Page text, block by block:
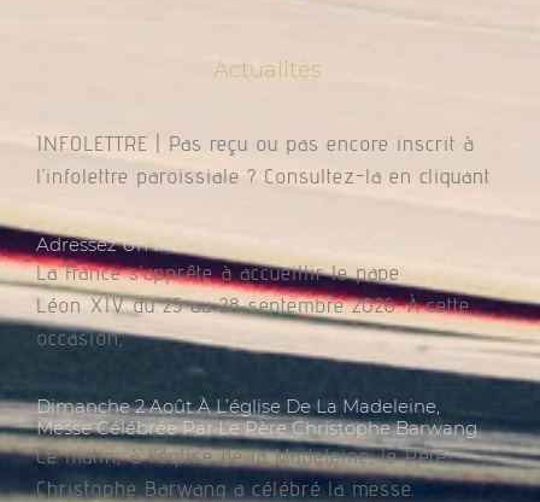
Actualités
INFOLETTRE | Pas reçu ou pas encore inscrit à
l’infolettre paroissiale ? Consultez-la en cliquant
Adressez Un Message Au Pape Léon XIV
La France s’apprête à accueillir le pape
Léon XIV du 25 au 28 septembre 2026. À cette
occasion,
Dimanche 2 Août À L’église De La Madeleine,
Messe Célébrée Par Le Père Christophe Barwang
Ce matin, à l’église de la Madeleine, le Père
Christophe Barwang a célébré la messe.